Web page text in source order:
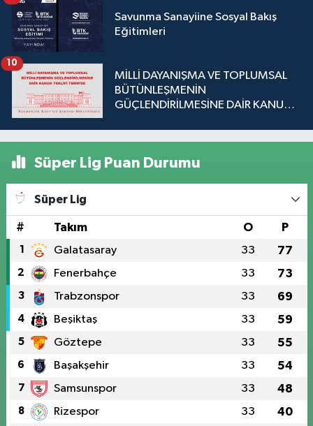
Savunma Sanayiine Sosyal Bakış
Eğitimleri
MİLLİ DAYANIŞMA VE TOPLUMSAL
BÜTÜNLEŞMENİN
GÜÇLENDİRİLMESİNE DAİR KANUN
10
Süper Lig Puan Durumu
Süper Lig
# Takım O P
1 Galatasaray 33 77
2 Fenerbahçe 33 73
3 Trabzonspor 33 69
4 Beşiktaş 33 59
5 Göztepe 33 55
6 Başakşehir 33 54
7 Samsunspor 33 48
8 Rizespor 33 40